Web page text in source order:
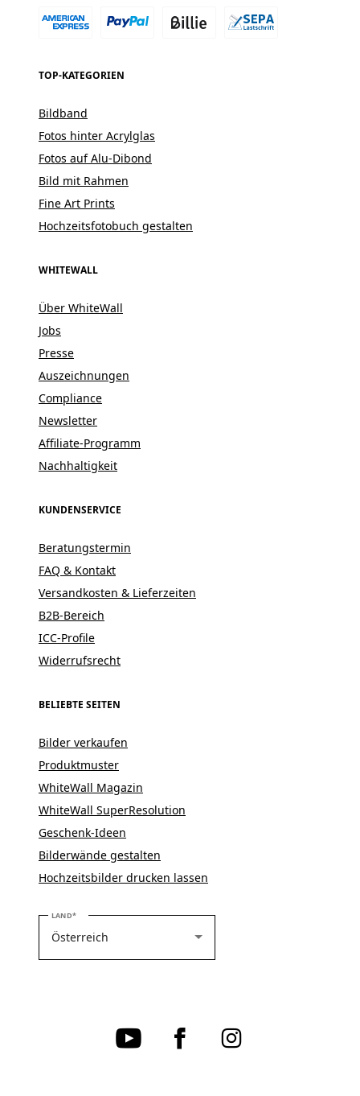
TOP-KATEGORIEN
Bildband
Fotos hinter Acrylglas
Fotos auf Alu-Dibond
Bild mit Rahmen
Fine Art Prints
Hochzeitsfotobuch gestalten
WHITEWALL
Über WhiteWall
Jobs
Presse
Auszeichnungen
Compliance
Newsletter
Affiliate-Programm
Nachhaltigkeit
KUNDENSERVICE
Beratungstermin
FAQ & Kontakt
Versandkosten & Lieferzeiten
B2B-Bereich
ICC-Profile
Widerrufsrecht
BELIEBTE SEITEN
Bilder verkaufen
Produktmuster
WhiteWall Magazin
WhiteWall SuperResolution
Geschenk-Ideen
Bilderwände gestalten
Hochzeitsbilder drucken lassen
LANDBITTE WÄHLEN SIE IHR LAND